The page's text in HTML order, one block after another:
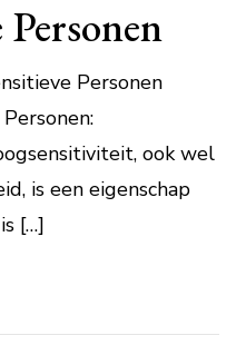
Personen
ook wel
is een eigenschap
[…]